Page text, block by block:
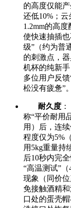
的高度仅能
还低10%；
1.2mm的高
使快速抽插
级”（约为普
的刺激点，
机杯的纯新
多位用户反
松没有疲惫”。
耐久度
称“平价耐用
用）后，连
程度仅为5%
用5kg重量持
后10秒内完
“高温测试”
现象（同价
免接触酒精
口处的蛋壳